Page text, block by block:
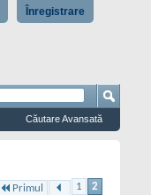
Înregistrare
Căutare Avansată
Primul 1 2